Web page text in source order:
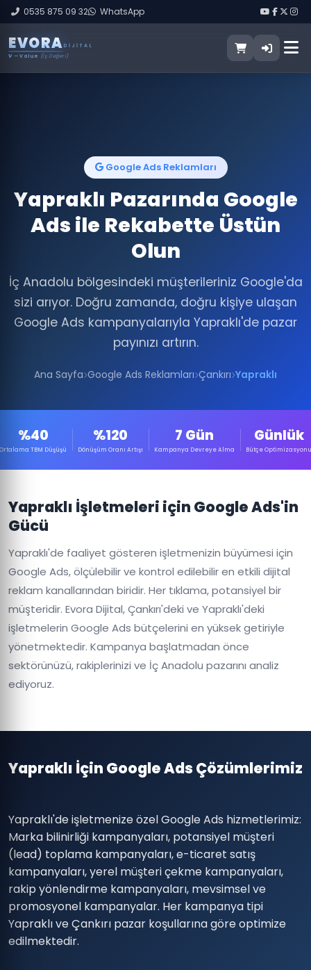
0535 875 09 32 WhatsApp
EVORA DIJITAL
V — Value (İş Değeri)
Google Ads Reklamları
Yapraklı Pazarında Google
Ads ile Rekabette Üstün
Olun
İç Anadolu bölgesindeki müşterileriniz Google'da
sizi arıyor. Doğru zamanda, doğru kişiye ulaşan
Google Ads kampanyalarıyla Yapraklı'de pazar
payınızı artırın.
Ana Sayfa Google Ads Reklamları Çankırı Yapraklı
%40
Ortalama TBM Düşüşü
%120
Dönüşüm Oranı Artışı
7 Gün
Kampanya Devreye Alma
Günlük
Bütçe Optimizasyonu
Yapraklı İşletmeleri için Google Ads'in
Gücü
Yapraklı'de faaliyet gösteren işletmenizin büyümesi için
Google Ads, ölçülebilir ve kontrol edilebilir en etkili dijital
reklam kanallarından biridir. Her tıklama, potansiyel bir
müşteridir. Evora Dijital, Çankırı'deki ve Yapraklı'deki
işletmelerin Google Ads bütçelerini en yüksek getiriyle
yönetmektedir. Kampanya başlatmadan önce
sektörünüzü, rakiplerinizi ve İç Anadolu pazarını analiz
ediyoruz.
Yapraklı İçin Google Ads Çözümlerimiz
Yapraklı'de işletmenize özel Google Ads hizmetlerimiz:
Marka bilinirliği kampanyaları, potansiyel müşteri
(lead) toplama kampanyaları, e-ticaret satış
kampanyaları, yerel müşteri çekme kampanyaları,
rakip yönlendirme kampanyaları, mevsimsel ve
promosyonel kampanyalar. Her kampanya tipi
Yapraklı ve Çankırı pazar koşullarına göre optimize
edilmektedir.